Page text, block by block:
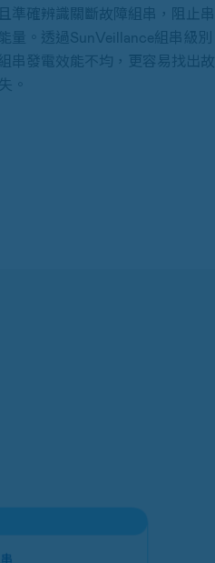
準確辨識關斷故障組串，阻止串
量。透過SunVeillance組串級別
串發電效能不均，更容易找出故
。